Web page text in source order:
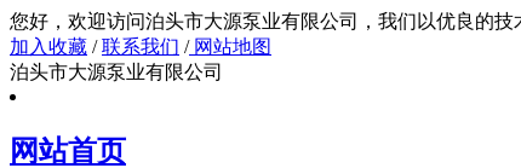
您好，欢迎访问泊头市大源泵业有限公司，我们
加入收藏 /联系我们 /网站地图
泊头市大源泵业有限公司
网站首页